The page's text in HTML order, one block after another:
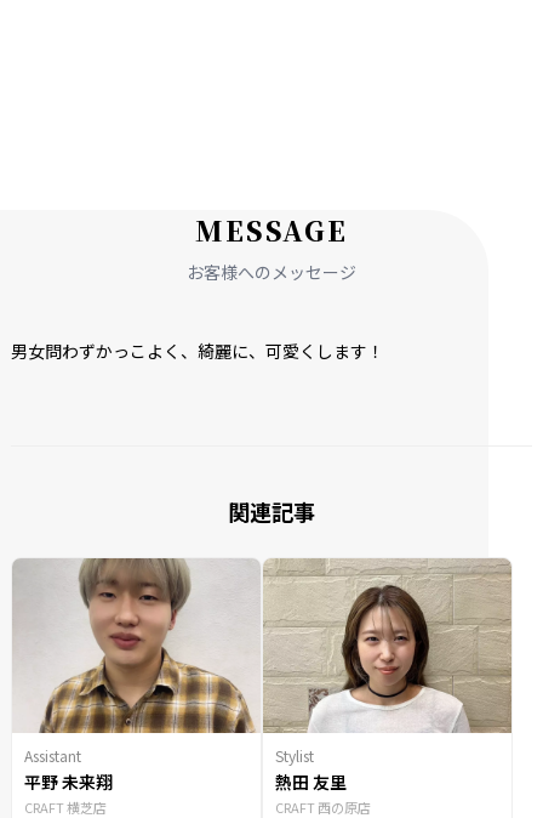
MESSAGE
お客様へのメッセージ
男女問わずかっこよく、 綺麗に、 可愛くします！
関連記事
Assistant
平野 未来翔
CRAFT 横芝店
Stylist
熱田 友里
CRAFT 西の原店